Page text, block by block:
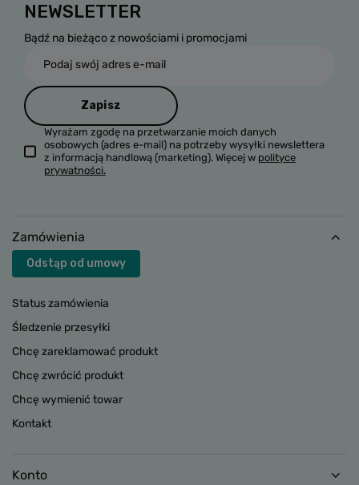
NEWSLETTER
Bądź na bieżąco z nowościami i promocjami
Podaj swój adres e-mail
Zapisz
Wyrażam zgodę na przetwarzanie moich danych
osobowych (adres e-mail) na potrzeby wysyłki newslettera
z informacją handlową (marketing). Więcej w polityce
prywatności.
Zamówienia
Odstąp od umowy
Status zamówienia
Śledzenie przesyłki
Chcę zareklamować produkt
Chcę zwrócić produkt
Chcę wymienić towar
Kontakt
Konto